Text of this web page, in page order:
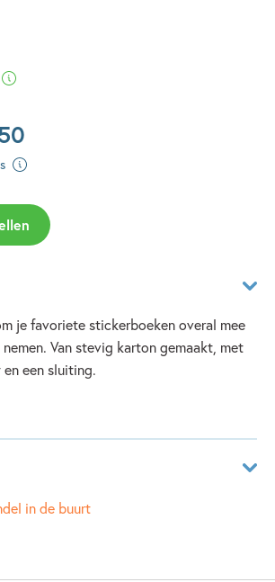
je favoriete stickerboeken overal mee
Van stevig karton gemaakt, met
een sluiting.
in de buurt